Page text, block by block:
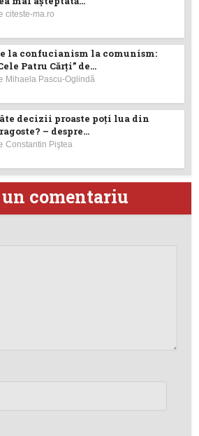
citeste-ma.ro
la confucianism la comunism:
Patru Cărți” de...
Mihaela Pascu-Oglindă
decizii proaste poţi lua din
– despre...
Constantin Piştea
comentariu